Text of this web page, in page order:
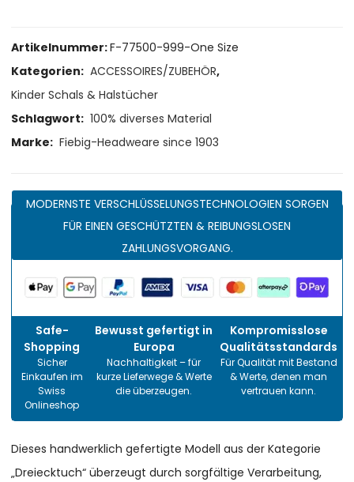
Artikelnummer:F-77500-999-One Size
Kategorien: ACCESSOIRES/ZUBEHÖR,
Kinder Schals & Halstücher
Schlagwort: 100% diverses Material
Marke: Fiebig-Headweare since 1903
MODERNSTE VERSCHLÜSSELUNGSTECHNOLOGIEN SORGEN
FÜR EINEN GESCHÜTZTEN & REIBUNGSLOSEN
ZAHLUNGSVORGANG.
Safe-
Shopping
Sicher
Einkaufen im
Swiss
Onlineshop
Bewusst gefertigt in
Europa
Nachhaltigkeit – für
kurze Lieferwege & Werte
die überzeugen.
Kompromisslose
Qualitätsstandards
Für Qualität mit Bestand
& Werte, denen man
vertrauen kann.
Dieses handwerklich gefertigte Modell aus der Kategorie
„Dreiecktuch“ überzeugt durch sorgfältige Verarbeitung,